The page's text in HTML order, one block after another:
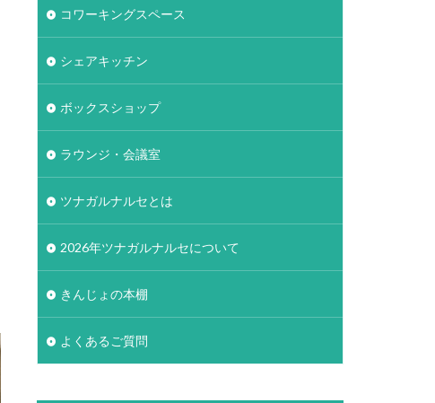
コワーキングスペース
シェアキッチン
ボックスショップ
ラウンジ・会議室
ツナガルナルセとは
2026年ツナガルナルセについて
きんじょの本棚
よくあるご質問